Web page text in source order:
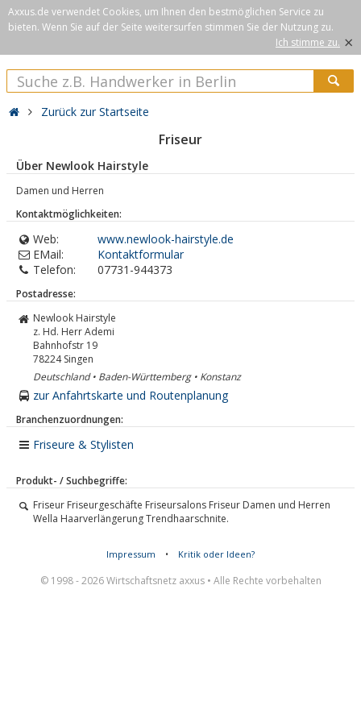
Axxus.de verwendet Cookies, um Ihnen den bestmöglichen Service zu
bieten. Wenn Sie auf der Seite weitersurfen stimmen Sie der Nutzung zu.
Ich stimme zu. ×
Zurück zur Startseite
Friseur
Über Newlook Hairstyle
Damen und Herren
Kontaktmöglichkeiten:
Web:
www.newlook-hairstyle.de
EMail:
Kontaktformular
Telefon:
07731-944373
Postadresse:
Newlook Hairstyle
z. Hd. Herr Ademi
Bahnhofstr 19
78224 Singen
Deutschland • Baden-Württemberg • Konstanz
zur Anfahrtskarte und Routenplanung
Branchenzuordnungen:
Friseure & Stylisten
Produkt- / Suchbegriffe:
Friseur Friseurgeschäfte Friseursalons Friseur Damen und Herren
Wella Haarverlängerung Trendhaarschnite.
Impressum • Kritik oder Ideen?
© 1998 - 2026 Wirtschaftsnetz axxus • Alle Rechte vorbehalten